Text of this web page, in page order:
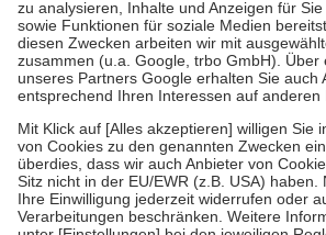
Bei Heilmitteln und häuslicher
Zuzahlung zehn Prozent der Kosten sowie
Verordnung.
Um das Engagement der Versicherten für ihre
stärken und die besondere Stellung der
fallenkeine Zuzahlungenan bei:
• Kindern und Jugendlichen bis zum
mit Ausnahme der Fahrkosten
• Untersuchungen zur Vorsorge und
GKV getragen werden